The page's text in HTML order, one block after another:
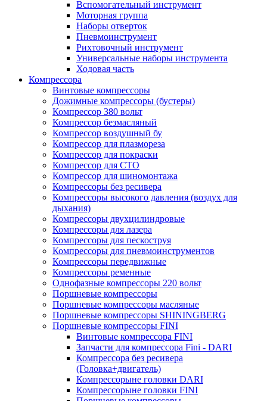
Вспомогательный инструмент
Моторная группа
Наборы отверток
Пневмоинструмент
Рихтовочный инструмент
Универсальные наборы инструмента
Ходовая часть
Компрессора
Винтовые компрессоры
Дожимные компрессоры (бустеры)
Компрессор 380 вольт
Компрессор безмасляный
Компрессор воздушный бу
Компрессор для плазмореза
Компрессор для покраски
Компрессор для СТО
Компрессор для шиномонтажа
Компрессоры без ресивера
Компрессоры высокого давления (воздух для
дыхания)
Компрессоры двухцилиндровые
Компрессоры для лазера
Компрессоры для пескоструя
Компрессоры для пневмоинструментов
Компрессоры передвижные
Компрессоры ременные
Однофазные компрессоры 220 вольт
Поршневые компрессоры
Поршневые компрессоры масляные
Поршневые компрессоры SHININGBERG
Поршневые компрессоры FINI
Винтовые компрессора FINI
Запчасти для компрессора Fini - DARI
Компрессора без ресивера
(Головка+двигатель)
Компрессорыне головки DARI
Компрессорыне головки FINI